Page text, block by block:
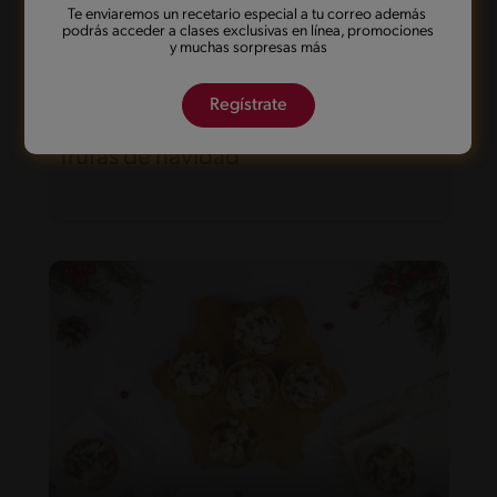
Trufas de navidad
Te enviaremos un recetario especial a tu correo además
podrás acceder a clases exclusivas en línea, promociones
y muchas sorpresas más
Regístrate